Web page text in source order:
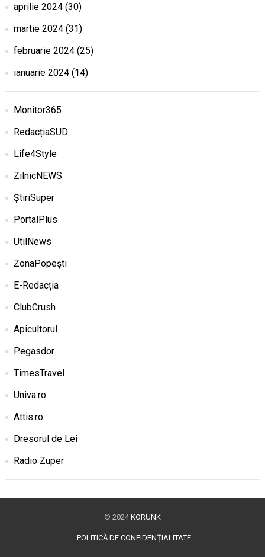
aprilie 2024(30)
martie 2024(31)
februarie 2024(25)
ianuarie 2024(14)
Monitor365
RedacțiaSUD
Life4Style
ZilnicNEWS
ȘtiriSuper
PortalPlus
UtilNews
ZonaPopești
E-Redacția
ClubCrush
Apicultorul
Pegasdor
TimesTravel
Univa.ro
Attis.ro
Dresorul de Lei
Radio Zuper
© 2024KORUNK
POLITICĂ DE CONFIDENȚIALITATE